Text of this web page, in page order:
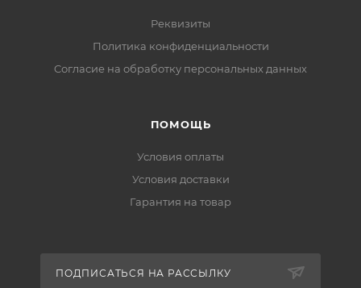
Реквизиты
Политика конфиденциальности
Cогласие на обработку персональных данных
ПОМОЩЬ
Условия оплаты
Условия доставки
Гарантия на товар
ПОДПИСАТЬСЯ НА РАССЫЛКУ